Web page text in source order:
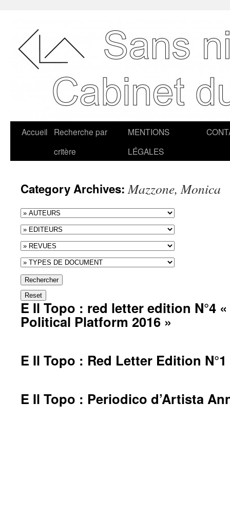
Accueil
Recherche par
critère
MENTIONS
LÉGALES
Category Archives: Mazzone, Monica
Rechercher
Reset
E Il Topo : red letter edition N°4
Political Platform 2016 »
E Il Topo : Red Letter Edition N°1
E Il Topo : Periodico d’Artista